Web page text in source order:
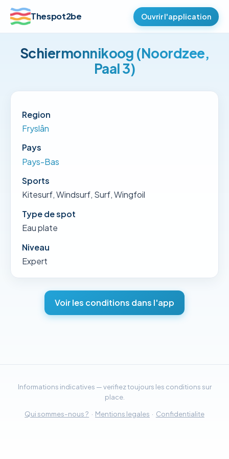
Thespot2be Ouvrir l'application
Schiermonnikoog (Noordzee,
Paal 3)
Region
Fryslân
Pays
Pays-Bas
Sports
Kitesurf, Windsurf, Surf, Wingfoil
Type de spot
Eau plate
Niveau
Expert
Voir les conditions dans l'app
Informations indicatives — verifiez toujours les conditions sur
place.
Qui sommes-nous ? · Mentions legales · Confidentialite